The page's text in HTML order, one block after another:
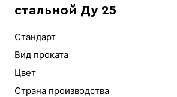
стальной Ду 25
Стандарт
Вид проката
Цвет
Страна производства